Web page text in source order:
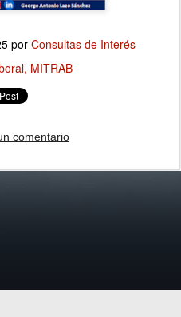
por Consultas de Interés
MITRAB
comentario